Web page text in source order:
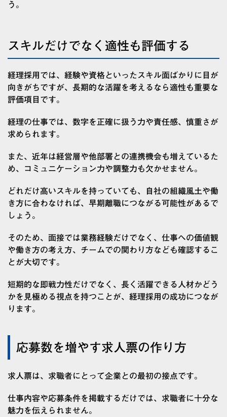
う。
スキルだけでなく適性も評価する
経理採用では、経験や資格といったスキル面ばかりに目が
向きがちですが、長期的な活躍を考えるなら適性も重要な
評価項目です。
経理の仕事では、数字を正確に扱う力や責任感、慎重さが
求められます。
また、近年は経営層や他部署との連携機会も増えているた
め、コミュニケーション力や調整力も欠かせません。
どれだけ高いスキルを持っていても、自社の組織風土や働
き方に合わなければ、早期離職につながる可能性があるで
しょう。
そのため、面接では業務経験だけでなく、仕事への価値観
や働き方の考え方、チームでの関わり方なども確認するこ
とが大切です。
短期的な即戦力性だけでなく、長く活躍できる人材かどう
かを見極める視点を持つことが、経理採用の成功につなが
ります。
応募数を増やす求人票の作り方
求人票は、求職者にとって企業との最初の接点です。
仕事内容や応募条件を掲載するだけでは、求職者に十分な
魅力を伝えられません。